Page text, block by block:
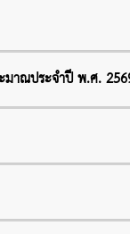
ะมาณประจำปี พ.ศ.